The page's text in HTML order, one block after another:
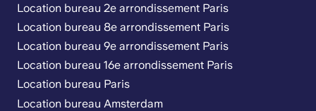
Location bureau 2e arrondissement Paris
Location bureau 8e arrondissement Paris
Location bureau 9e arrondissement Paris
Location bureau 16e arrondissement Paris
Location bureau Paris
Location bureau Amsterdam